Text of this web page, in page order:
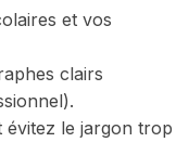
et vos
clairs
le jargon trop